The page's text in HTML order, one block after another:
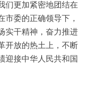
们更加紧密地团结在
市委的正确领导下，
实干精神，奋力推进
开放的热土上，不断
迎接中华人民共和国